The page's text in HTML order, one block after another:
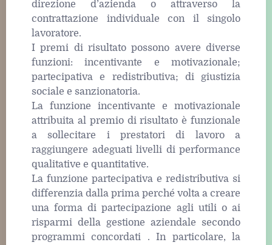
direzione d’azienda o attraverso la
contrattazione individuale con il singolo
lavoratore.
I premi di risultato possono avere diverse
funzioni: incentivante e motivazionale;
partecipativa e redistributiva; di giustizia
sociale e sanzionatoria.
La funzione incentivante e motivazionale
attribuita al premio di risultato è funzionale
a sollecitare i prestatori di lavoro a
raggiungere adeguati livelli di performance
qualitative e quantitative.
La funzione partecipativa e redistributiva si
differenzia dalla prima perché volta a creare
una forma di partecipazione agli utili o ai
risparmi della gestione aziendale secondo
programmi concordati . In particolare, la